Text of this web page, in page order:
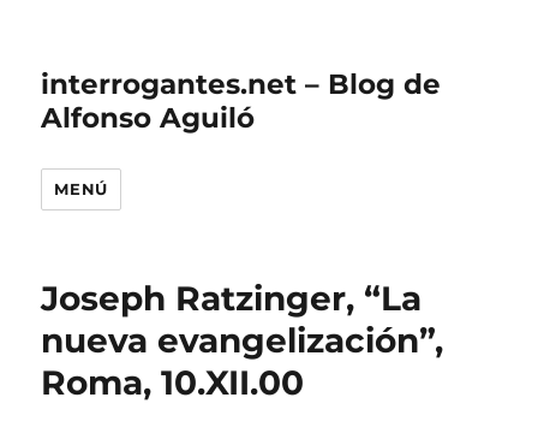
interrogantes.net – Blog de
Alfonso Aguiló
MENÚ
Joseph Ratzinger, “La
nueva evangelización”,
Roma, 10.XII.00